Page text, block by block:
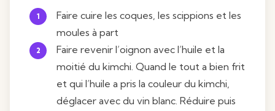
Faire cuire les coques, les scippions et les
moules à part
Faire revenir l’oignon avec l’huile et la
moitié du kimchi. Quand le tout a bien frit
et qui l’huile a pris la couleur du kimchi,
déglacer avec du vin blanc. Réduire puis